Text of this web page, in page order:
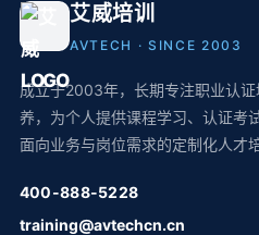
艾威培训
AVTECH · SINCE 2003
成立于2003年，长期专注职业认
养，为个人提供课程学习、认证考
面向业务与岗位需求的定制化人才
400-888-5228
training@avtechcn.cn